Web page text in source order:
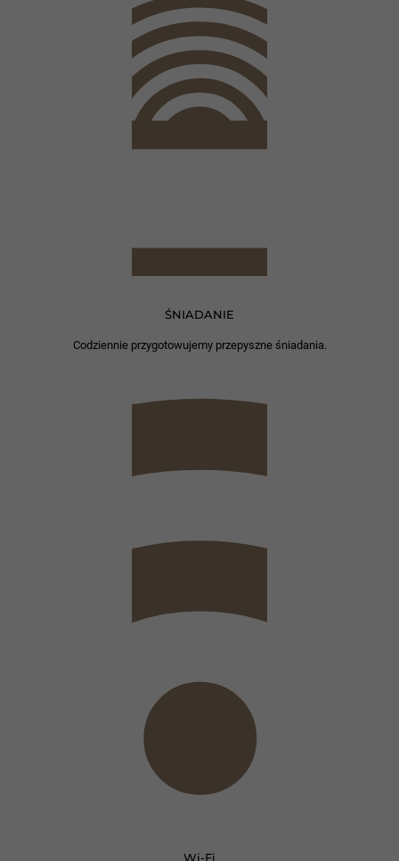
ŚNIADANIE
Codziennie przygotowujemy przepyszne śniadania.
Wi-Fi